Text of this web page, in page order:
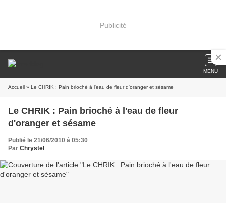
Publicité
MENU
Accueil » Le CHRIK : Pain brioché à l'eau de fleur d'oranger et sésame
Le CHRIK : Pain brioché à l'eau de fleur
d'oranger et sésame
Publié le 21/06/2010 à 05:30
Par Chrystel